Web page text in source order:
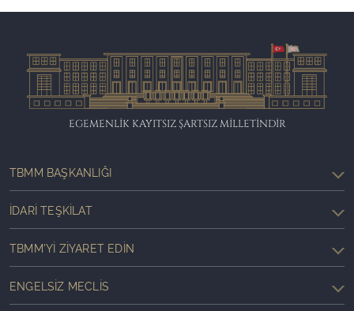
EGEMENLİK KAYITSIZ ŞARTSIZ MİLLETİNDİR
TBMM BAŞKANLIĞI
İDARI TEŞKILAT
TBMM'YI ZIYARET EDIN
ENGELSIZ MECLIS